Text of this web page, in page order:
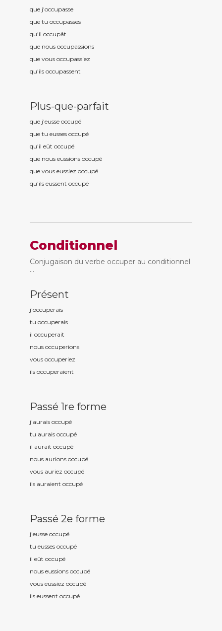
que j'occupasse
que tu occupasses
qu'il occupât
que nous occupassions
que vous occupassiez
qu'ils occupassent
Plus-que-parfait
que j'eusse occupé
que tu eusses occupé
qu'il eût occupé
que nous eussions occupé
que vous eussiez occupé
qu'ils eussent occupé
Conditionnel
Conjugaison du verbe occuper au conditionnel
...
Présent
j'occuperais
tu occuperais
il occuperait
nous occuperions
vous occuperiez
ils occuperaient
Passé 1re forme
j'aurais occupé
tu aurais occupé
il aurait occupé
nous aurions occupé
vous auriez occupé
ils auraient occupé
Passé 2e forme
j'eusse occupé
tu eusses occupé
il eût occupé
nous eussions occupé
vous eussiez occupé
ils eussent occupé